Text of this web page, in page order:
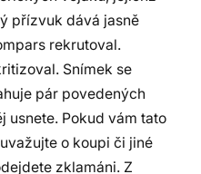
přízvuk dává jasně
rekrutoval.
Snímek se
pár povedených
usnete. Pokud vám tato
o koupi či jiné
zklamáni. Z